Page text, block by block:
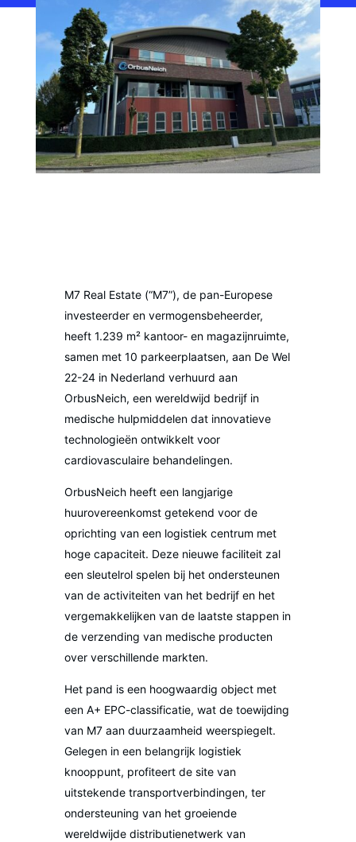
M7 Real Estate (“M7”), de pan-Europese
investeerder en vermogensbeheerder,
heeft 1.239 m² kantoor- en magazijnruimte,
samen met 10 parkeerplaatsen, aan De Wel
22-24 in Nederland verhuurd aan
OrbusNeich, een wereldwijd bedrijf in
medische hulpmiddelen dat innovatieve
technologieën ontwikkelt voor
cardiovasculaire behandelingen.
OrbusNeich heeft een langjarige
huurovereenkomst getekend voor de
oprichting van een logistiek centrum met
hoge capaciteit. Deze nieuwe faciliteit zal
een sleutelrol spelen bij het ondersteunen
van de activiteiten van het bedrijf en het
vergemakkelijken van de laatste stappen in
de verzending van medische producten
over verschillende markten.
Het pand is een hoogwaardig object met
een A+ EPC-classificatie, wat de toewijding
van M7 aan duurzaamheid weerspiegelt.
Gelegen in een belangrijk logistiek
knooppunt, profiteert de site van
uitstekende transportverbindingen, ter
ondersteuning van het groeiende
wereldwijde distributienetwerk van